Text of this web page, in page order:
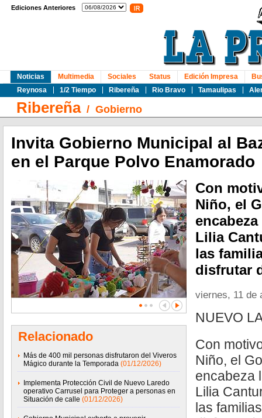
Ediciones Anteriores
Noticias
Reynosa
1/2 Tiempo Ribereña Rio Bravo Tamaulipas
Multimedia Sociales Status Edición Impresa
Ribereña/ Gobierno
Invita Gobierno Municipal al
en el Parque Polvo Enamorado
Relacionado
Más de 400 mil personas disfrutaron del Viveros
Mágico durante la Temporada (01/12/2026)
Implementa Protección Civil de Nuevo Laredo
operativo Carrusel para Proteger a personas en
Situación de calle (01/12/2026)
Con
Niño, el
Lilia
las
disfrutar
viernes, 11 de
NUEVO
Con
Niño, el
encabeza
Lilia
las